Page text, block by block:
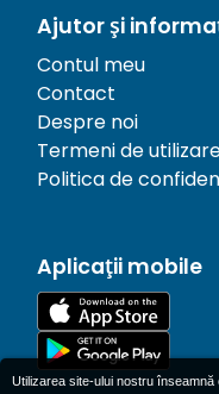
Ajutor și
Contul meu
Contact
Despre noi
Termeni de
Politica de
Aplicații mobile
Utilizarea site-ului nostru